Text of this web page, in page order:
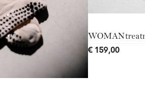
€ 159,00